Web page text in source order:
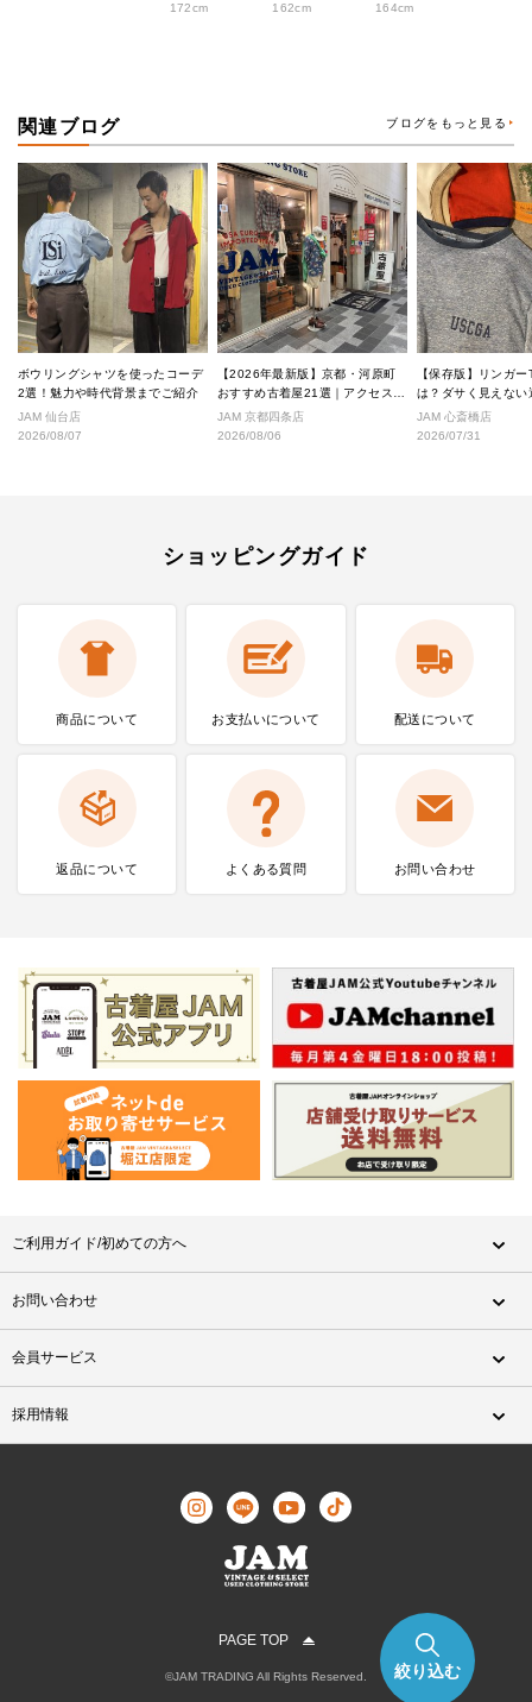
172cm
162cm
164cm
関連ブログ ブログをもっと見る
ボウリングシャツを使ったコーデ
2選！魅力や時代背景までご紹介
JAM 仙台店
2026/08/07
【2026年最新版】京都・河原町
おすすめ古着屋21選｜アクセス良
好な絶対行くべきショップ厳選！
JAM 京都四条店
2026/08/06
【保存版】リンガ
は？ダサく見えない
なし完全ガイド
JAM 心斎橋店
2026/07/31
ショッピングガイド
商品について お支払いについて 配送について
返品について よくある質問 お問い合わせ
絞り込む
ご利用ガイド/初めての方へ
お問い合わせ
会員サービス
採用情報
PAGE TOP
©JAM TRADING All Rights Reserved.